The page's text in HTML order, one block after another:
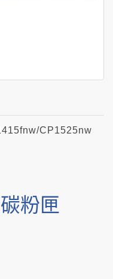
CP1525nw
粉匣